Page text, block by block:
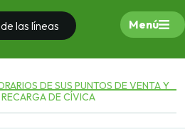
las líneas Menú
DE SUS PUNTOS DE VENTA Y
DE CÍVICA